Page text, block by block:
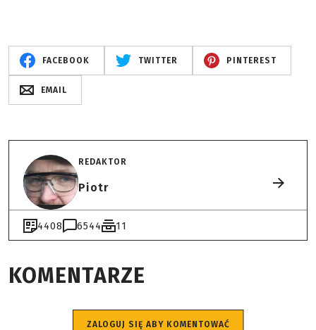
FACEBOOK TWITTER PINTEREST
EMAIL
REDAKTOR
Piotr
4408 6544 11
KOMENTARZE
ZALOGUJ SIĘ ABY KOMENTOWAĆ